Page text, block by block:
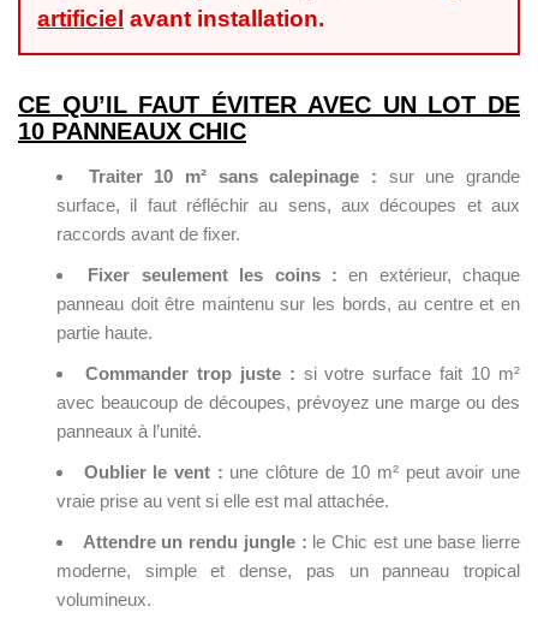
artificiel avant installation.
CE QU’IL FAUT ÉVITER AVEC UN LOT DE
10 PANNEAUX CHIC
Traiter 10 m² sans calepinage : sur une grande
surface, il faut réfléchir au sens, aux découpes et aux
raccords avant de fixer.
Fixer seulement les coins : en extérieur, chaque
panneau doit être maintenu sur les bords, au centre et en
partie haute.
Commander trop juste : si votre surface fait 10 m²
avec beaucoup de découpes, prévoyez une marge ou des
panneaux à l’unité.
Oublier le vent : une clôture de 10 m² peut avoir une
vraie prise au vent si elle est mal attachée.
Attendre un rendu jungle : le Chic est une base lierre
moderne, simple et dense, pas un panneau tropical
volumineux.